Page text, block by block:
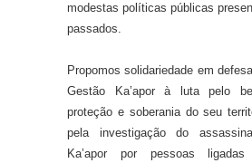
modestas políticas públicas
passados.
Propomos solidariedade em
Gestão Ka’apor à luta pelo
proteção e soberania do seu
pela investigação do
Ka’apor por pessoas